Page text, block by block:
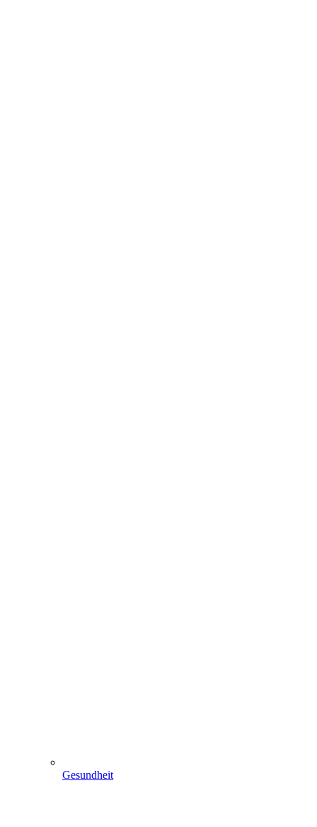
Gesundheit